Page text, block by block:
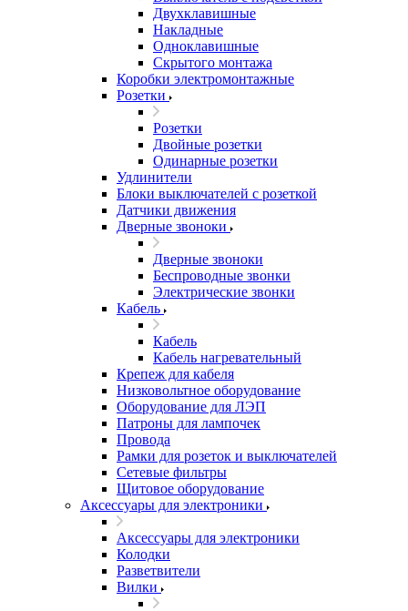
Двухклавишные
Накладные
Одноклавишные
Скрытого монтажа
Коробки электромонтажные
Розетки
Розетки
Двойные розетки
Одинарные розетки
Удлинители
Блоки выключателей с розеткой
Датчики движения
Дверные звоноки
Дверные звоноки
Беспроводные звонки
Электрические звонки
Кабель
Кабель
Кабель нагревательный
Крепеж для кабеля
Низковольтное оборудование
Оборудование для ЛЭП
Патроны для лампочек
Провода
Рамки для розеток и выключателей
Сетевые фильтры
Щитовое оборудование
Аксессуары для электроники
Аксессуары для электроники
Колодки
Разветвители
Вилки